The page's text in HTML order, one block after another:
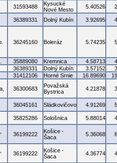
31593488
Kysucké
Nové Mesto
5.40526
36389331 Dolný Kubín 3.92695
36245160 Boleráz 5.74235
35889080 Kremnica 4.58713
36389331 Dolný Kubín 3.57152
31412106 Horné Srnie 16.89690
36300683
Považská
Bystrica
4.21878
36045161 Sládkovičovo 4.91269
35825286 Sološnica 5.88014
36199222
Košice -
Šaca
5.36068
36199222
Košice -
Šaca
4.36774